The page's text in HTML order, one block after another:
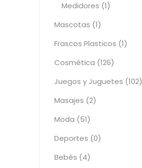
Medidores (1)
Mascotas (1)
Frascos Plasticos (1)
Cosmética (126)
Juegos y Juguetes (102)
Masajes (2)
Moda (51)
Deportes (0)
Bebés (4)